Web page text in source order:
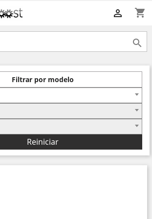
shopping_cart


Filtrar por modelo
Reiniciar